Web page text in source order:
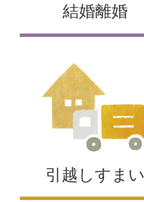
結婚離婚
引越しすまい